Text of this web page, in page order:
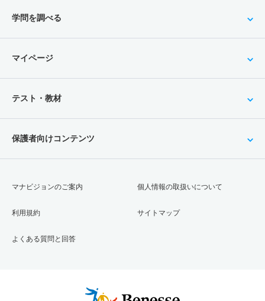
学問を調べる
マイページ
テスト・教材
保護者向けコンテンツ
マナビジョンのご案内
利用規約
よくある質問と回答
個人情報の取扱いについて
サイトマップ